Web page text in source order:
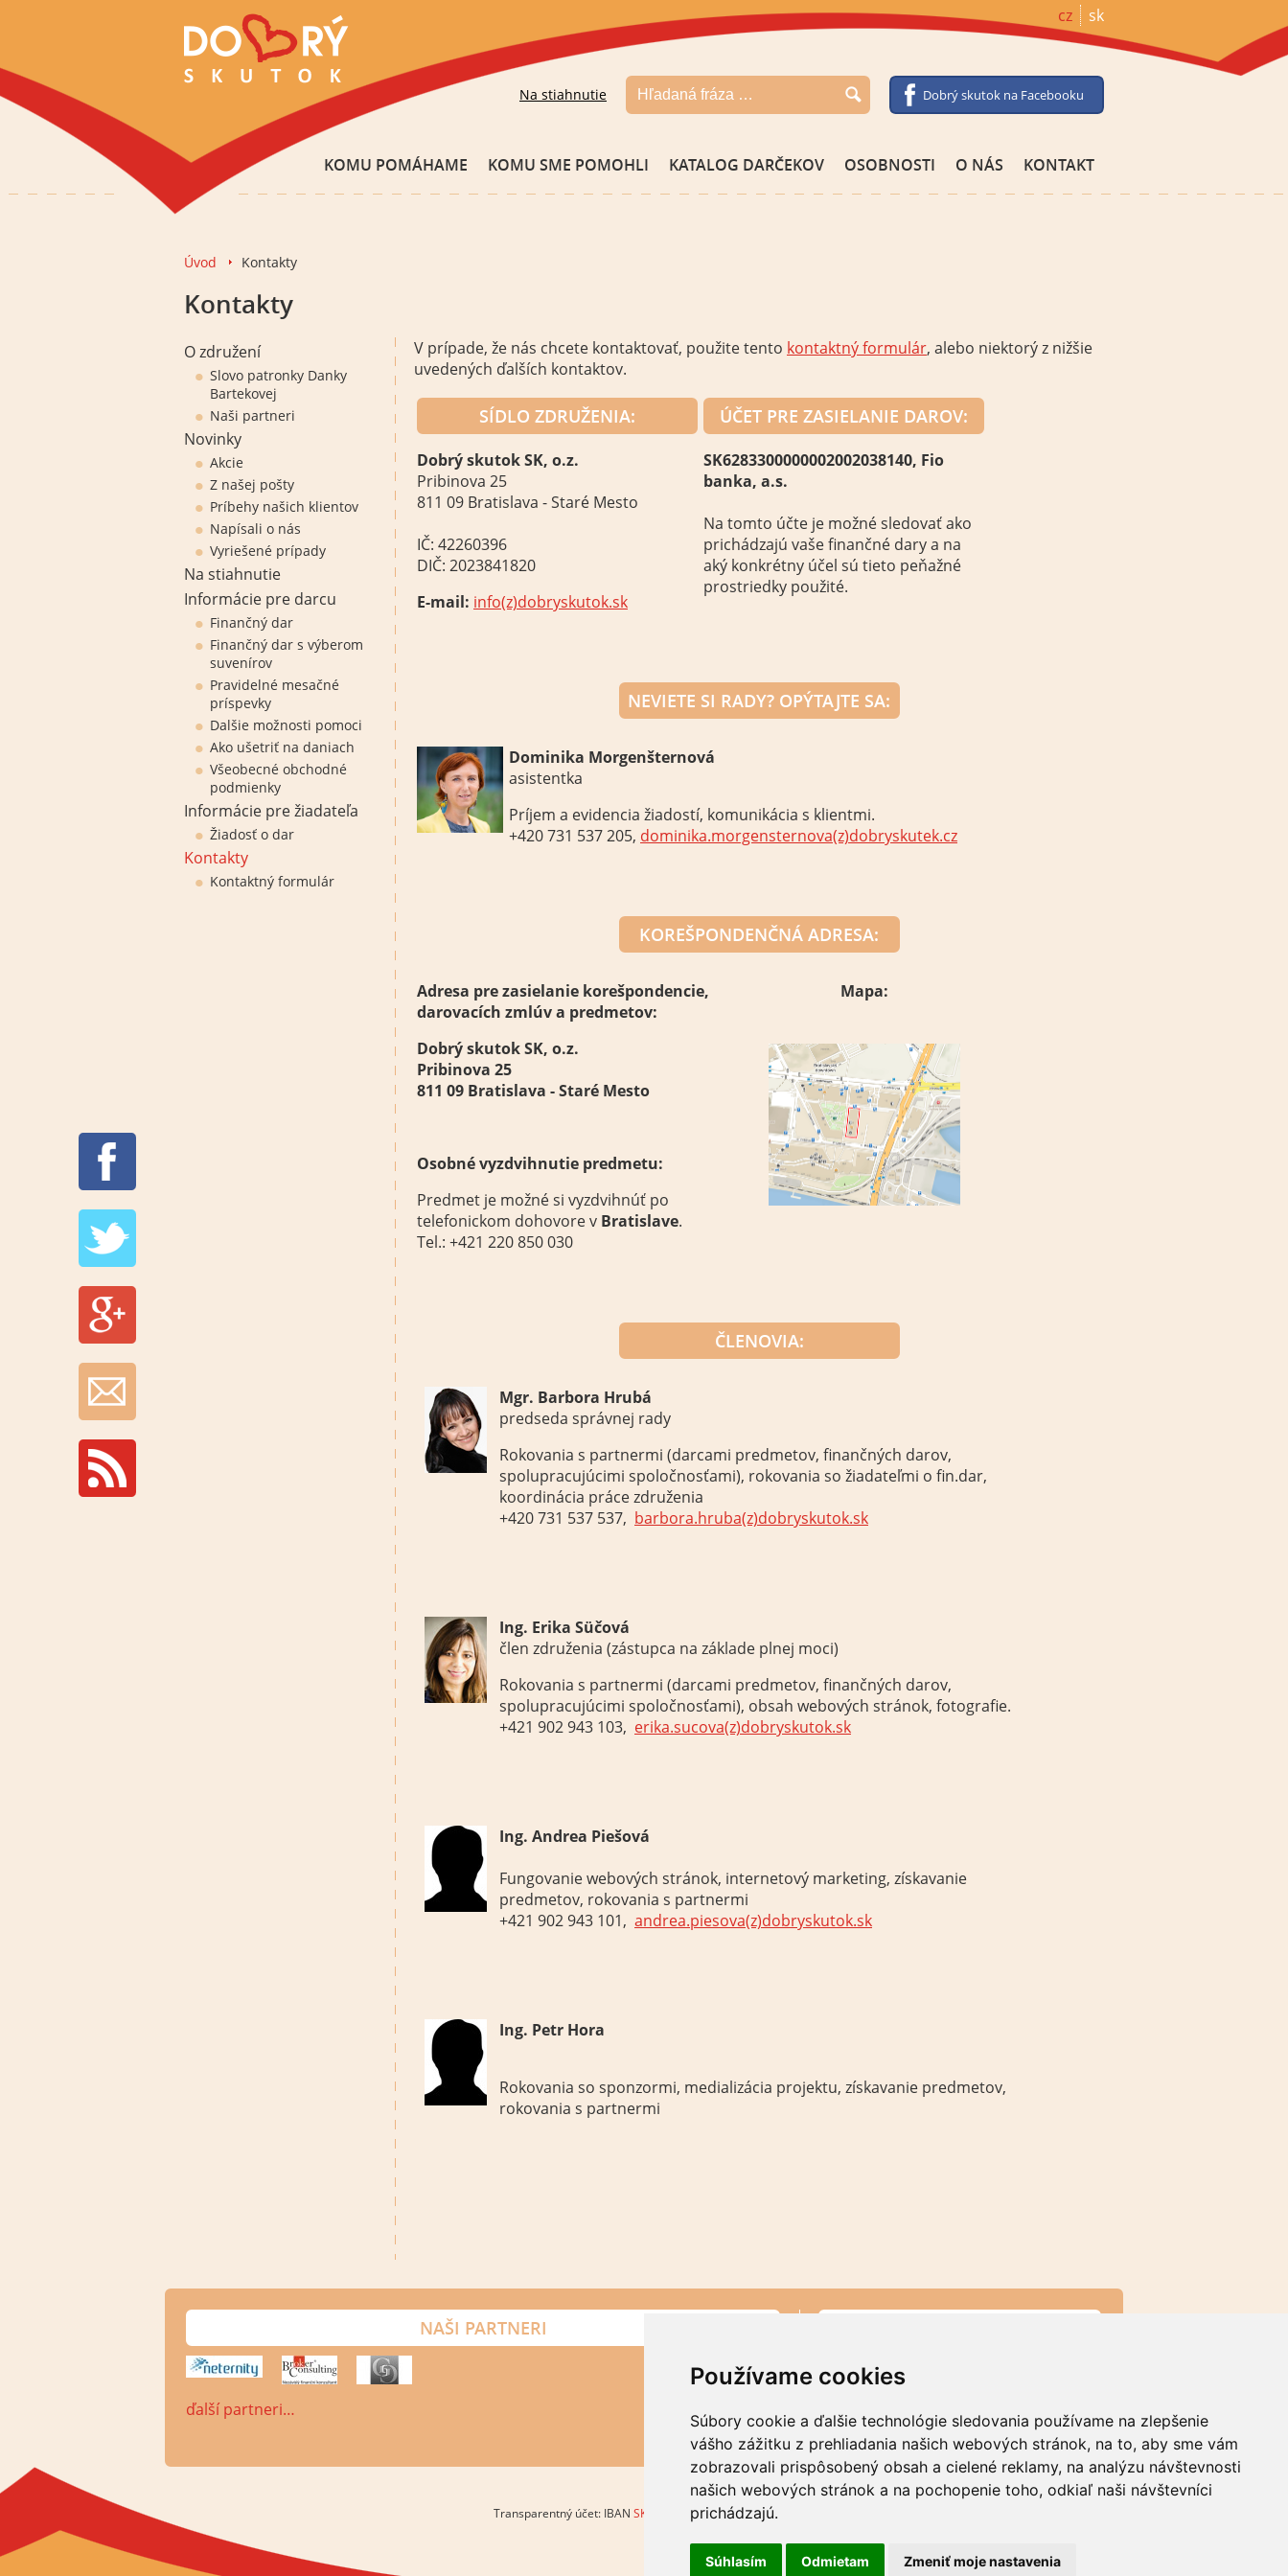
Používame cookies
Súbory cookie a ďalšie technológie sledovania používame na zlepšenie
vášho zážitku z prehliadania našich webových stránok, na to, aby sme vám
zobrazovali prispôsobený obsah a cielené reklamy, na analýzu návštevnosti
našich webových stránok a na pochopenie toho, odkiaľ naši návštevníci
prichádzajú.
Súhlasím Odmietam Zmeniť moje nastavenia
cz sk
Dobrý skutok na Facebooku
Na stiahnutie
KOMU POMÁHAME KOMU SME POMOHLI KATALOG DARČEKOV OSOBNOSTI O NÁS KONTAKT
Úvod Kontakty
Kontakty
O združení
Slovo patronky Danky
Bartekovej
Naši partneri
Novinky
Akcie
Z našej pošty
Príbehy našich klientov
Napísali o nás
Vyriešené prípady
Na stiahnutie
Informácie pre darcu
Finančný dar
Finančný dar s výberom
suvenírov
Pravidelné mesačné
príspevky
Dalšie možnosti pomoci
Ako ušetriť na daniach
Všeobecné obchodné
podmienky
Informácie pre žiadateľa
Žiadosť o dar
Kontakty
Kontaktný formulár
V prípade, že nás chcete kontaktovať, použite tento kontaktný formulár, alebo niektorý z nižšie
uvedených ďalších kontaktov.
SÍDLO ZDRUŽENIA:
Dobrý skutok SK, o.z.
Pribinova 25
811 09 Bratislava - Staré Mesto
IČ: 42260396
DIČ: 2023841820
E-mail: info(z)dobryskutok.sk
ÚČET PRE ZASIELANIE DAROV:
SK6283300000002002038140, Fio
banka, a.s.
Na tomto účte je možné sledovaťako
prichádzajú vaše finančné darya na
aký konkrétny účel sú tieto peňažné
prostriedky použité.
NEVIETE SI RADY? OPÝTAJTE SA:
Dominika Morgenšternová
asistentka
Príjem a evidencia žiadostí, komunikácia s klientmi.
+420 731 537 205, dominika.morgensternova(z)dobryskutek.cz
KOREŠPONDENČNÁ ADRESA:
Adresa prezasielanie korešpondencie,
darovacích zmlúva predmetov:
Dobrý skutok SK, o.z.
Pribinova 25
811 09 Bratislava - Staré Mesto
Osobné vyzdvihnutie predmetu:
Predmet je možné si vyzdvihnúť po
telefonickom dohovorev Bratislave.
Tel.: +421 220 850 030
Mapa:
ČLENOVIA:
Mgr. Barbora Hrubá
predseda správnej rady
Rokovania s partnermi (darcami predmetov, finančných darov,
spolupracujúcimi spoločnosťami), rokovania so žiadateľmi o fin.dar,
koordinácia prácezdruženia
+420 731 537 537, barbora.hruba(z)dobryskutok.sk
Ing. Erika Süčová
člen združenia (zástupca na základe plnej moci)
Rokovania s partnermi (darcami predmetov, finančných darov,
spolupracujúcimi spoločnosťami), obsah webových stránok, fotografie.
+421 902 943 103, erika.sucova(z)dobryskutok.sk
Ing. Andrea Piešová
Fungovaniewebových stránok, internetový marketing, získavanie
predmetov, rokovania s partnermi
+421 902 943 101, andrea.piesova(z)dobryskutok.sk
Ing. Petr Hora
Rokovania so sponzormi, medializácia projektu, získavanie predmetov,
rokovania s partnermi
NAŠI PARTNERI
ďalší partneri…
Erika Süčová
+421 902 943 103
Ďalšie kontakty...
Transparentný účet: IBAN SK6283300000002002038140